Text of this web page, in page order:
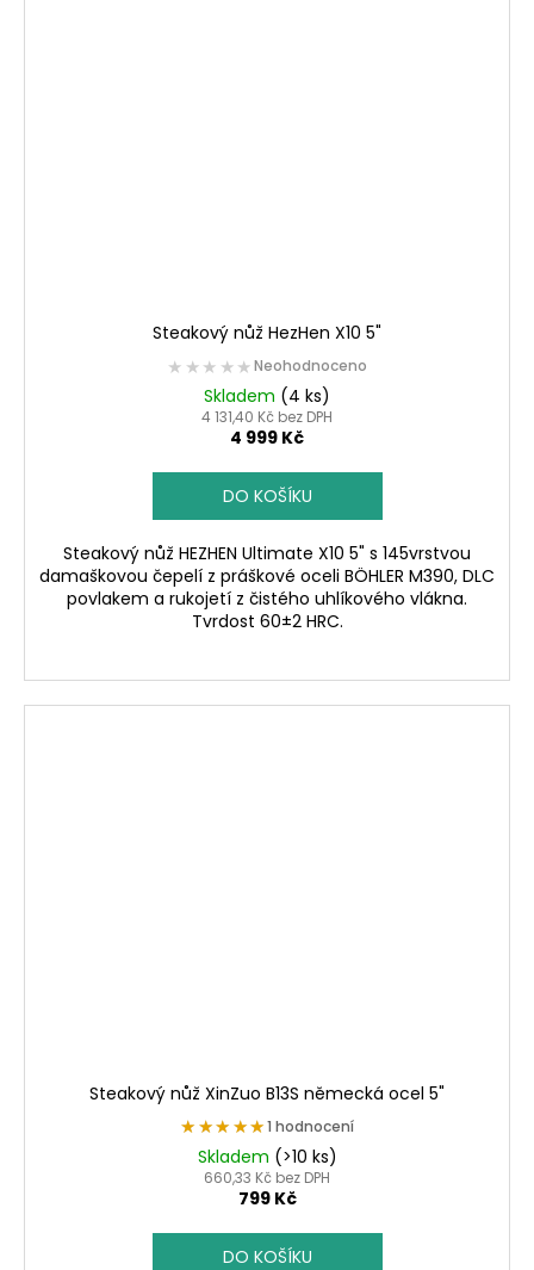
Steakový nůž HezHen X10 5"
★★★★★
★★★★★Neohodnoceno
Skladem (4 ks)
4 131,40 Kč bez DPH
4 999 Kč
DO KOŠÍKU
Steakový nůž HEZHEN Ultimate X10 5" s 145vrstvou
damaškovou čepelí z práškové oceli BÖHLER M390, DLC
povlakem a rukojetí z čistého uhlíkového vlákna.
Tvrdost 60±2 HRC.
Steakový nůž XinZuo B13S německá ocel 5"
★★★★★
★★★★★1 hodnocení
Skladem (>10 ks)
660,33 Kč bez DPH
799 Kč
DO KOŠÍKU